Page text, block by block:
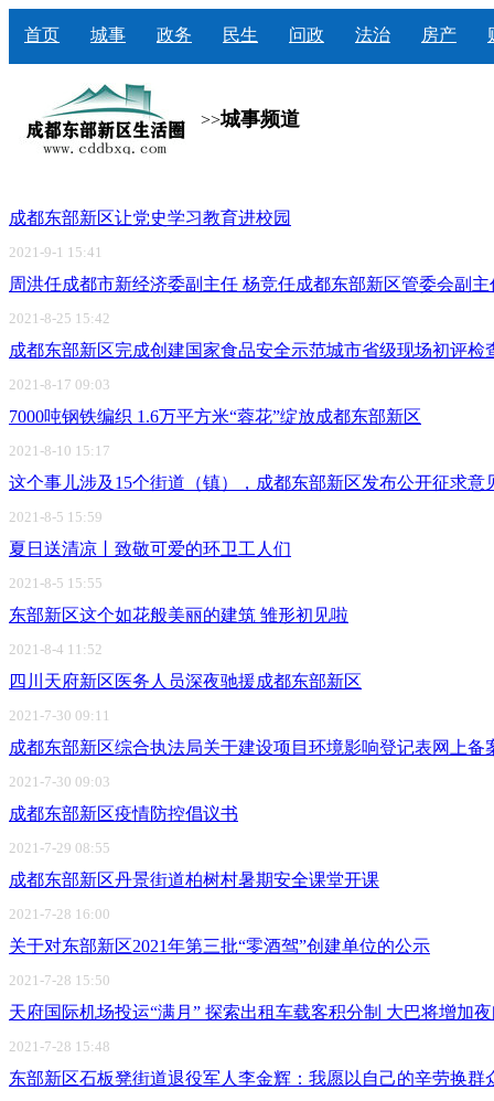
首页 城事 政务 民生 问政 法治 房产
>>城事频道
成都东部新区让党史学习教育进校园
2021-9-1 15:41
周洪任成都市新经济委副主任 杨竞任成都东部新区管委会副主
2021-8-25 15:42
成都东部新区完成创建国家食品安全示范城市省级现场初评检
2021-8-17 09:03
7000吨钢铁编织 1.6万平方米“蓉花”绽放成都东部新区
2021-8-10 15:17
这个事儿涉及15个街道（镇），成都东部新区发布公开征求意
2021-8-5 15:59
夏日送清凉丨致敬可爱的环卫工人们
2021-8-5 15:55
东部新区这个如花般美丽的建筑 雏形初见啦
2021-8-4 11:52
四川天府新区医务人员深夜驰援成都东部新区
2021-7-30 09:11
成都东部新区综合执法局关于建设项目环境影响登记表网上备
2021-7-30 09:03
成都东部新区疫情防控倡议书
2021-7-29 08:55
成都东部新区丹景街道柏树村暑期安全课堂开课
2021-7-28 16:00
关于对东部新区2021年第三批“零酒驾”创建单位的公示
2021-7-28 15:50
天府国际机场投运“满月” 探索出租车载客积分制 大巴将增加
2021-7-28 15:48
东部新区石板凳街道退役军人李金辉：我愿以自己的辛劳换群